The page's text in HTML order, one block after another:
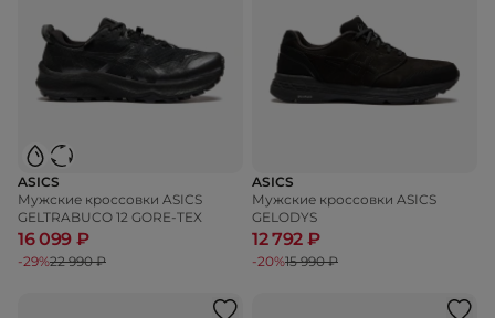
ASICS
Мужские кроссовки ASICS
GELTRABUCO 12 GORE-TEX
16 099 ₽
-29%22 990 ₽
ASICS
Мужские кроссовки ASICS
GELODYS
12 792 ₽
-20%15 990 ₽